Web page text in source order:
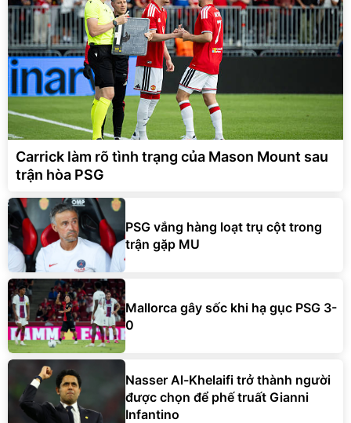
Carrick làm rõ tình trạng của Mason Mount sau
trận hòa PSG
PSG vắng hàng loạt trụ cột trong
trận gặp MU
Mallorca gây sốc khi hạ gục PSG 3-
0
Nasser Al-Khelaifi trở thành người
được chọn để phế truất Gianni
Infantino